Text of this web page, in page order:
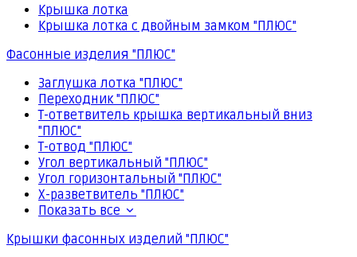
Крышка лотка
Крышка лотка с двойным замком "ПЛЮС"
Фасонные изделия "ПЛЮС"
Заглушка лотка "ПЛЮС"
Переходник "ПЛЮС"
Т-ответвитель крышка вертикальный вниз
"ПЛЮС"
Т-отвод "ПЛЮС"
Угол вертикальный "ПЛЮС"
Угол горизонтальный "ПЛЮС"
Х-разветвитель "ПЛЮС"
Показать все
Крышки фасонных изделий "ПЛЮС"